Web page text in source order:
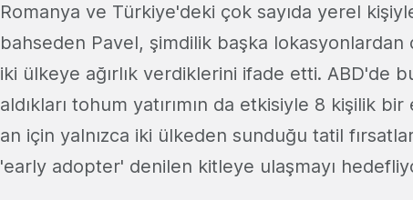
Romanya ve Türkiye'deki çok sayıda yerel
bahseden Pavel, şimdilik başka
iki ülkeye ağırlık verdiklerini ifade etti. ABD'de
aldıkları tohum yatırımın da etkisiyle 8 kişilik
an için yalnızca iki ülkeden sunduğu tatil
'early adopter' denilen kitleye ulaşmayı